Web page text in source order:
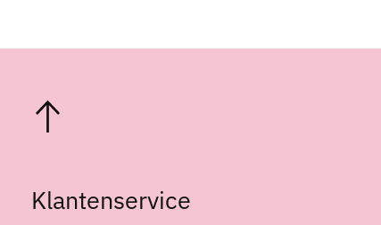
Klantenservice